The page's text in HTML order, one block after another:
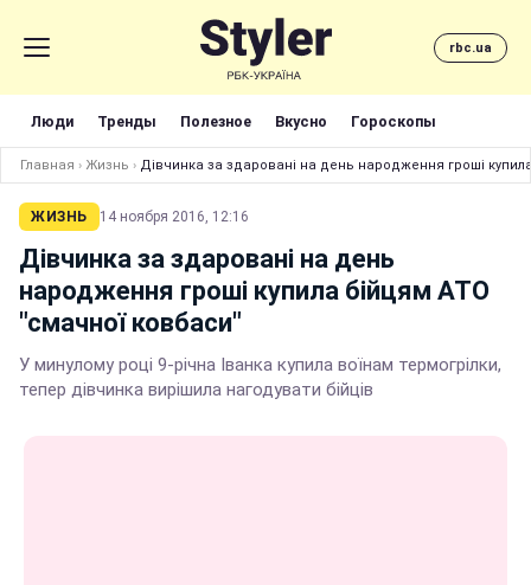
rbc.ua
Люди Тренды Полезное Вкусно Гороскопы
Главная › Жизнь › Дівчинка за здаровані на день народження гроші
ЖИЗНЬ 14 ноября 2016, 12:16
Дівчинка за здаровані на день
народження гроші купила бійцям АТО
"смачної ковбаси"
У минулому році 9-річна Іванка купила воїнам термогрілки,
тепер дівчинка вирішила нагодувати бійців